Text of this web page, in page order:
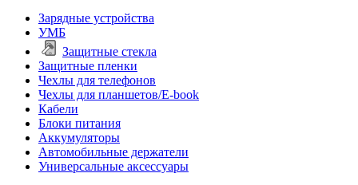
Зарядные устройства
УМБ
Защитные стекла
Защитные пленки
Чехлы для телефонов
Чехлы для планшетов/E-book
Кабели
Блоки питания
Аккумуляторы
Автомобильные держатели
Универсальные аксессуары